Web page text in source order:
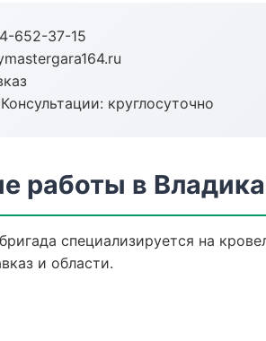
652-37-15
Консультации: круглосуточно
работы в
специализируется на
и области.